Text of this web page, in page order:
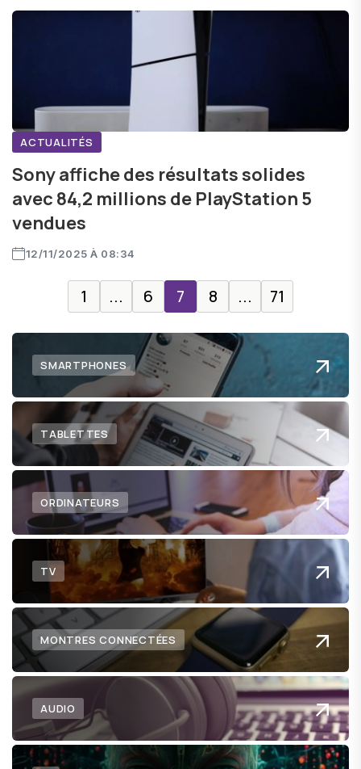
ACTUALITÉS
Sony affiche des résultats solides
avec 84,2 millions de PlayStation 5
vendues
12/11/2025 À 08:34
1 ... 6 7 8 ... 71
SMARTPHONES
TABLETTES
ORDINATEURS
TV
MONTRES CONNECTÉES
AUDIO